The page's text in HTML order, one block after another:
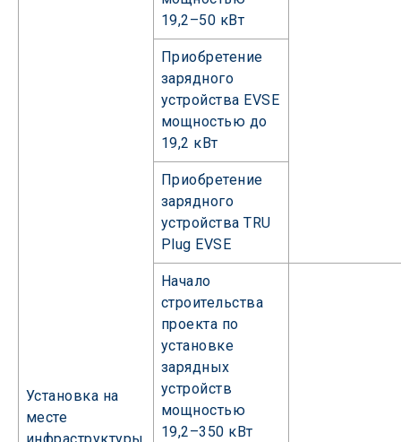
Установка на
месте
19,2–50 кВт
Приобретение
зарядного
устройства EVSE
мощностью до
19,2 кВт
Приобретение
зарядного
устройства TRU
Plug EVSE
Начало
строительства
проекта по
установке
зарядных
устройств
мощностью
19,2–350 кВт